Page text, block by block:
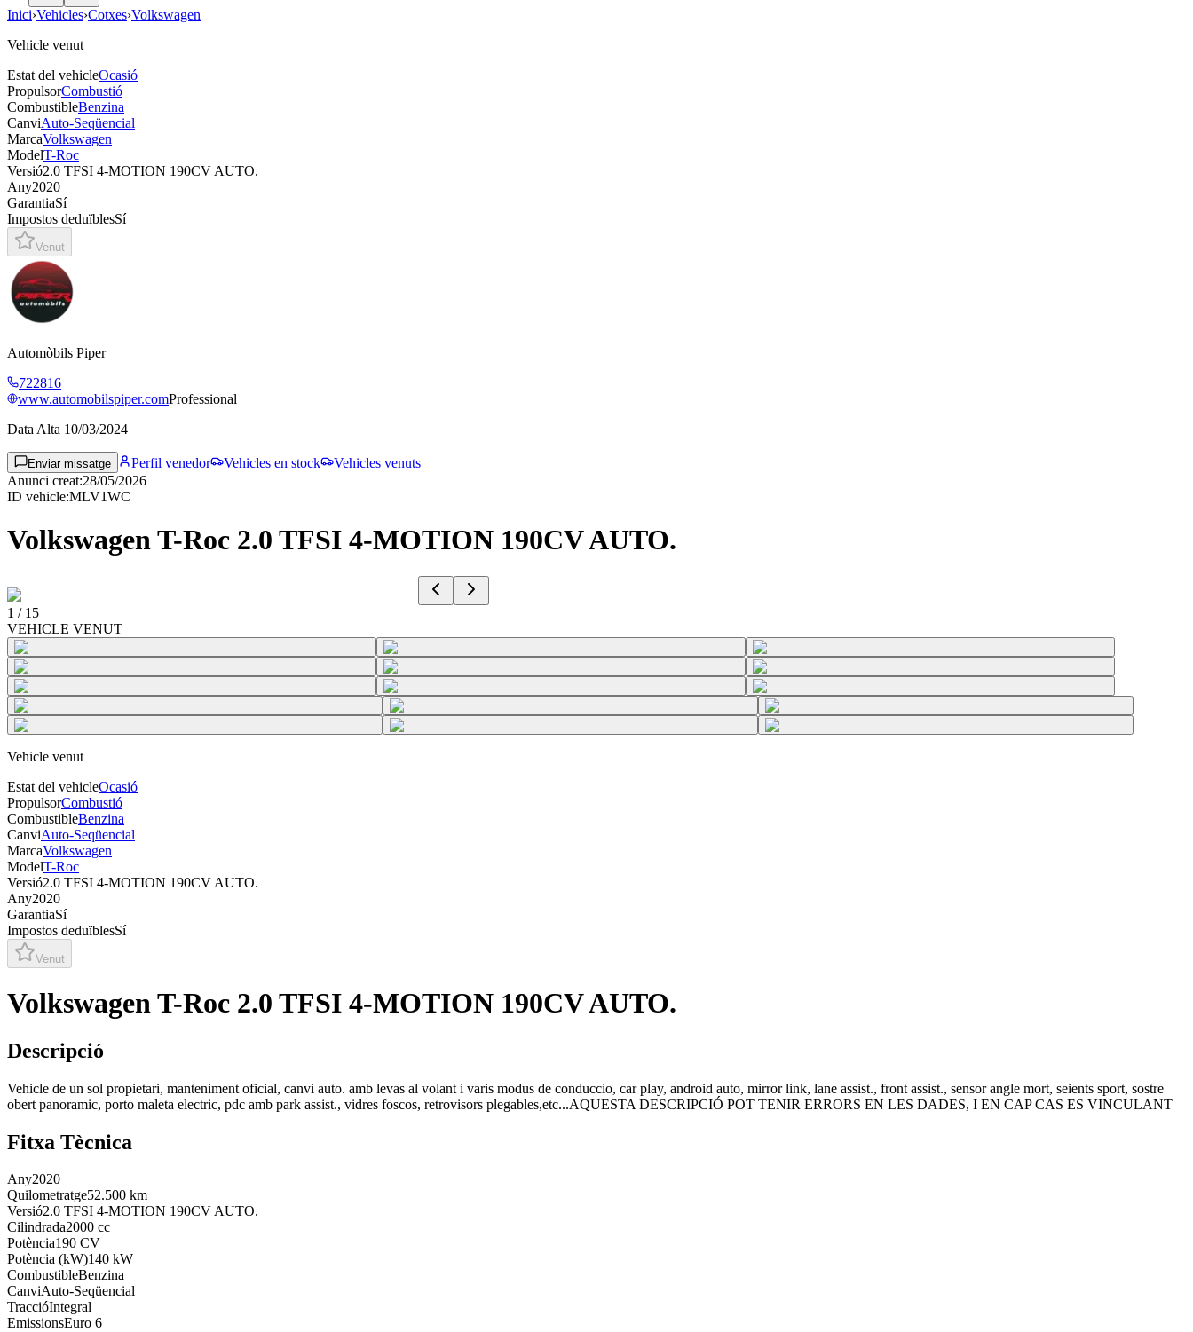
Inici›Vehicles›Cotxes›Volkswagen
Vehicle venut
Estat del vehicleOcasió
PropulsorCombustió
CombustibleBenzina
CanviAuto-Seqüencial
MarcaVolkswagen
ModelT-Roc
Versió2.0 TFSI 4-MOTION 190CV AUTO.
Any2020
GarantiaSí
Impostos deduïblesSí
Venut
Automòbils Piper
722816
www.automobilspiper.comProfessional
Data Alta 10/03/2024
Enviar missatge Perfil venedor Vehicles en stock
Vehicles venuts
Anunci creat:28/05/2026
ID vehicle:MLV1WC
Volkswagen T-Roc 2.0 TFSI 4-MOTION 190CV AUTO.
1 / 15
VEHICLE VENUT
Vehicle venut
Estat del vehicleOcasió
PropulsorCombustió
CombustibleBenzina
CanviAuto-Seqüencial
MarcaVolkswagen
ModelT-Roc
Versió2.0 TFSI 4-MOTION 190CV AUTO.
Any2020
GarantiaSí
Impostos deduïblesSí
Venut
Volkswagen T-Roc 2.0 TFSI 4-MOTION 190CV AUTO.
Descripció
Vehicle de un sol propietari, manteniment oficial, canvi auto. amb levas al volant i varis modus de conduccio, car play, android auto, mirror link, lane assist., front assist., sensor angle mort, seients sport, sostre
obert panoramic, porto maleta electric, pdc amb park assist., vidres foscos, retrovisors plegables,etc...AQUESTA DESCRIPCIÓ POT TENIR ERRORS EN LES DADES, I EN CAP CAS ES VINCULANT
Fitxa Tècnica
Any2020
Quilometratge52.500 km
Versió2.0 TFSI 4-MOTION 190CV AUTO.
Cilindrada2000 cc
Potència190 CV
Potència (kW)140 kW
CombustibleBenzina
CanviAuto-Seqüencial
TraccióIntegral
EmissionsEuro 6